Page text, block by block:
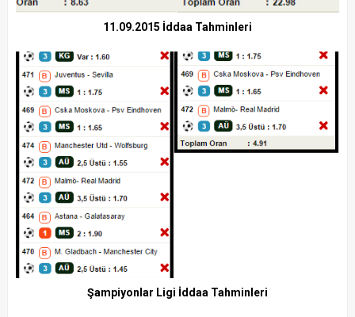
11.09.2015 İddaa Tahminleri
Şampiyonlar Ligi İddaa Tahminleri